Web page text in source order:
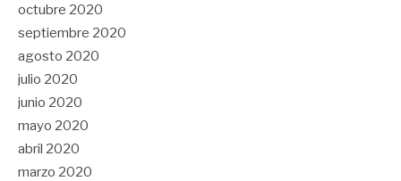
octubre 2020
septiembre 2020
agosto 2020
julio 2020
junio 2020
mayo 2020
abril 2020
marzo 2020